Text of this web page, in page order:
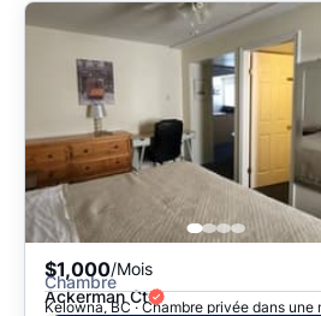
$1,000/Mois
Chambre
Ackerman Ct
Kelowna, BC · Chambre privée dans une